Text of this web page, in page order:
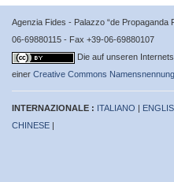
Agenzia Fides - Palazzo “de Propaganda
06-69880115 - Fax +39-06-69880107
Die auf unseren
einer Creative Commons
INTERNAZIONALE : ITALIANO
CHINESE